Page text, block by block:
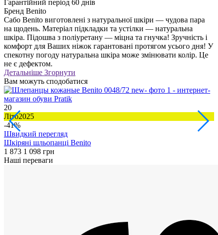
Гарантійний період 60 днів
Бренд Benito
Сабо Benito виготовлені з натуральної шкіри — чудова пара
на щодень. Матеріал підкладки та устілки — натуральна
шкіра. Підошва з поліуретану — міцна та гнучка! Зручність і
комфорт для Ваших ніжок гарантовані протягом усього дня! У
спекотну погоду натуральна шкіра може змінювати колір. Це
не є дефектом.
Детальніше Згорнути
Вам можуть сподобатися
20
Літо2025
-41%
Швидкий перегляд
Шкіряні шльопанці Benito
1 873 1 098 грн
Наші переваги